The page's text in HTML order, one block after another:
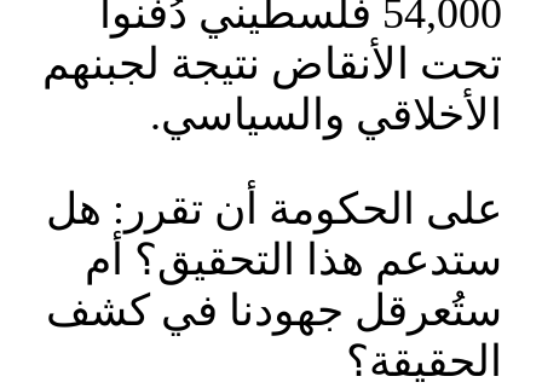
54,000 فلسطيني دُفنوا
تحت الأنقاض نتيجة لجبنهم
الأخلاقي والسياسي.
على الحكومة أن تقرر: هل
ستدعم هذا التحقيق؟ أم
ستُعرقل جهودنا في كشف
الحقيقة؟